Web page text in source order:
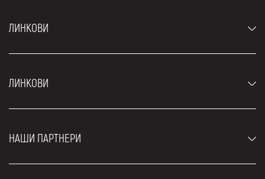
ЛИНКОВИ
Луксузни аутомобили
ЛИНКОВИ
Блог
НАШИ ПАРТНЕРИ